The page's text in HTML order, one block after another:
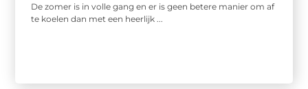
De zomer is in volle gang en er is geen betere manier om af
te koelen dan met een heerlijk ...